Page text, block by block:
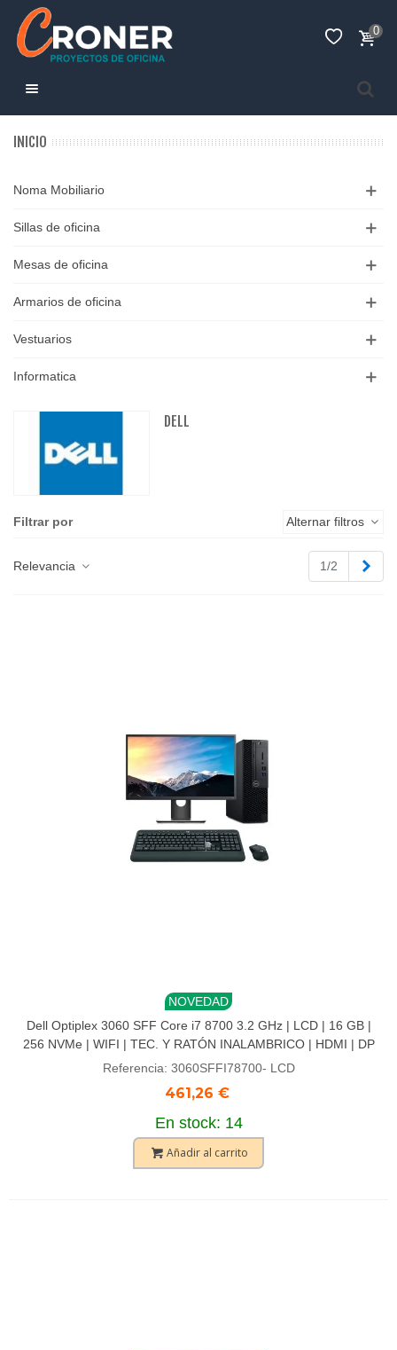
0
INICIO
Noma Mobiliario
Sillas de oficina
Mesas de oficina
Armarios de oficina
Vestuarios
Informatica
DELL
Filtrar por Alternar filtros
Relevancia 1/2
NOVEDAD
Dell Optiplex 3060 SFF Core i7 8700 3.2 GHz | LCD | 16 GB |
256 NVMe | WIFI | TEC. Y RATÓN INALAMBRICO | HDMI | DP
Referencia: 3060SFFI78700- LCD
461,26 €
En stock: 14
Añadir al carrito